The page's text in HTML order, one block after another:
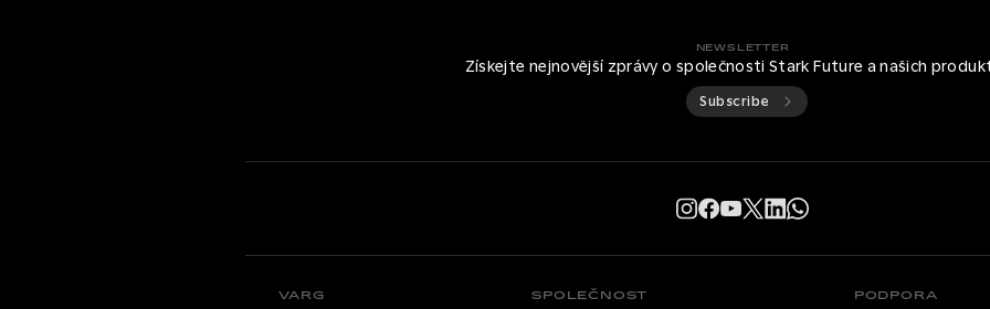
NEWSLETTER
Získejte nejnovější zprávy o společnosti Stark Future a našich
Subscribe
VARG SPOLEČNOST PODPORA